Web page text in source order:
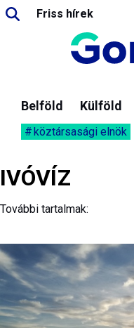
Friss hírek
Belföld Külföld
köztársasági elnök
IVÓVÍZ
További tartalmak: